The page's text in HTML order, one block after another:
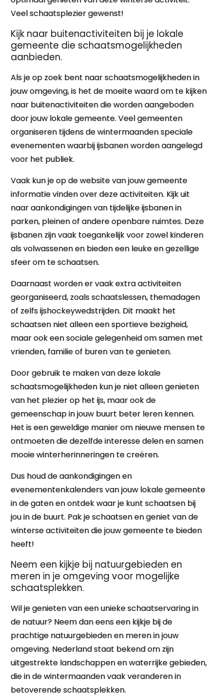
Veel schaatsplezier gewenst!
Kijk naar buitenactiviteiten bij je lokale
gemeente die schaatsmogelijkheden
aanbieden.
Als je op zoek bent naar schaatsmogelijkheden in
jouw omgeving, is het de moeite waard om te kijken
naar buitenactiviteiten die worden aangeboden
door jouw lokale gemeente. Veel gemeenten
organiseren tijdens de wintermaanden speciale
evenementen waarbij ijsbanen worden aangelegd
voor het publiek.
Vaak kun je op de website van jouw gemeente
informatie vinden over deze activiteiten. Kijk uit
naar aankondigingen van tijdelijke ijsbanen in
parken, pleinen of andere openbare ruimtes. Deze
ijsbanen zijn vaak toegankelijk voor zowel kinderen
als volwassenen en bieden een leuke en gezellige
sfeer om te schaatsen.
Daarnaast worden er vaak extra activiteiten
georganiseerd, zoals schaatslessen, themadagen
of zelfs ijshockeywedstrijden. Dit maakt het
schaatsen niet alleen een sportieve bezigheid,
maar ook een sociale gelegenheid om samen met
vrienden, familie of buren van te genieten.
Door gebruik te maken van deze lokale
schaatsmogelijkheden kun je niet alleen genieten
van het plezier op het ijs, maar ook de
gemeenschap in jouw buurt beter leren kennen.
Het is een geweldige manier om nieuwe mensen te
ontmoeten die dezelfde interesse delen en samen
mooie winterherinneringen te creëren.
Dus houd de aankondigingen en
evenementenkalenders van jouw lokale gemeente
in de gaten en ontdek waar je kunt schaatsen bij
jou in de buurt. Pak je schaatsen en geniet van de
winterse activiteiten die jouw gemeente te bieden
heeft!
Neem een kijkje bij natuurgebieden en
meren in je omgeving voor mogelijke
schaatsplekken.
Wil je genieten van een unieke schaatservaring in
de natuur? Neem dan eens een kijkje bij de
prachtige natuurgebieden en meren in jouw
omgeving. Nederland staat bekend om zijn
uitgestrekte landschappen en waterrijke gebieden,
die in de wintermaanden vaak veranderen in
betoverende schaatsplekken.